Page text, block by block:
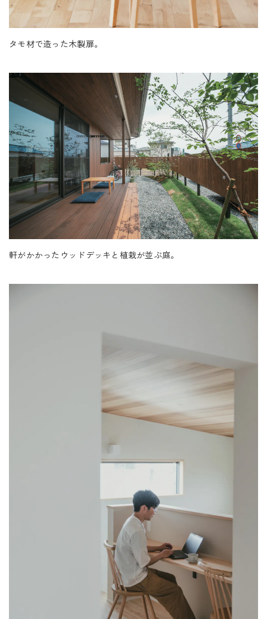
タモ材で造った木製扉。
軒がかかったウッドデッキと植栽が並ぶ庭。